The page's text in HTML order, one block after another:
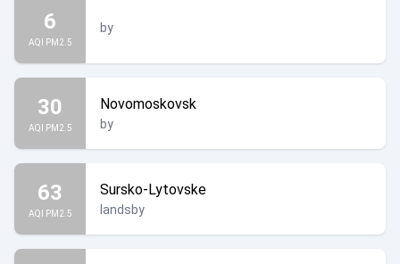
6
AQI PM2.5
by
30
AQI PM2.5
Novomoskovsk
by
63
AQI PM2.5
Sursko-Lytovske
landsby